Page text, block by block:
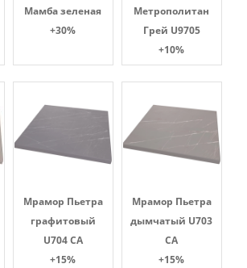
Мамба зеленая
+30%
Метрополитан
Грей U9705
+10%
Мрамор Пьетра
графитовый
U704 CA
+15%
Мрамор Пьетра
дымчатый U703
CA
+15%